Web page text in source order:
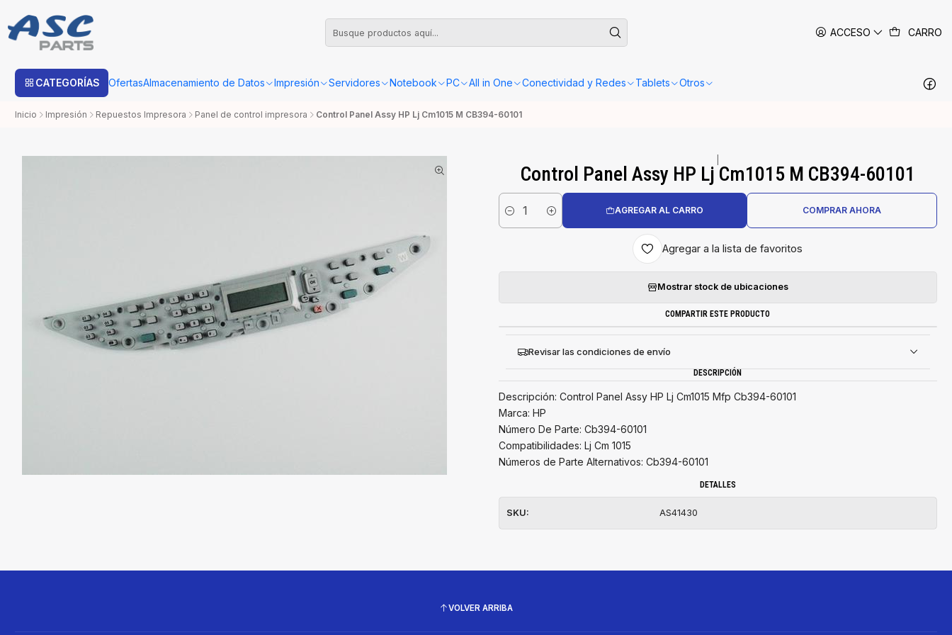
ACCESO CARRO
CATEGORÍAS OfertasAlmacenamiento de Datos Impresión Servidores Notebook PC All in One Conectividad y Redes Tablets Otros
Estimado cliente: Una vez su compra sea procesada con Boleta o Factura, la confirmación de retiro o envío se gestionará dentro de las siguientes 24-48 horas hábiles en Santiago.
Inicio Impresión Repuestos Impresora Panel de control impresora Control Panel Assy HP Lj Cm1015 M CB394-60101
Control Panel Assy HP Lj Cm1015 M CB394-60101
Cantidad
AGREGAR AL CARRO COMPRAR AHORA
Agregar a la lista de favoritos
Mostrar stock de ubicaciones
COMPARTIR ESTE PRODUCTO
Revisar las condiciones de envío
DESCRIPCIÓN
Descripción: Control Panel Assy HP Lj Cm1015 Mfp Cb394-60101
Marca: HP
Número De Parte: Cb394-60101
Compatibilidades: Lj Cm 1015
Números de Parte Alternativos: Cb394-60101
DETALLES
SKU: AS41430
VOLVER ARRIBA